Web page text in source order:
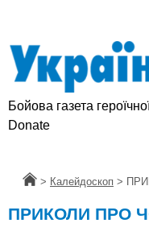
Бойова газета
Donate
Головна
> Калейдоскоп >
ПРИКОЛИ ПРО